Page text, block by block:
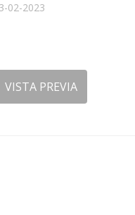
02-2023
VISTA PREVIA